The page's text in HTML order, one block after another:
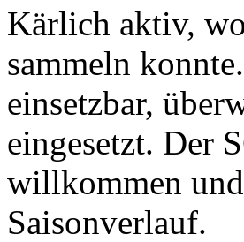
Kärlich aktiv,
sammeln
einsetzbar,
eingesetzt. Der
willkommen
Saisonverlauf.